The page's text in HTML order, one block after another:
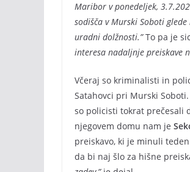
Maribor v ponedeljek,
sodišča v Murski Soboti
uradni dolžnosti.”To pa je
interesa nadaljnje preiskave
Včeraj so kriminalisti in
Satahovci pri Murski
so policisti tokrat prečesali
njegovem domu nam je
preiskavo, ki je minuli
da bi naj šlo za hišne